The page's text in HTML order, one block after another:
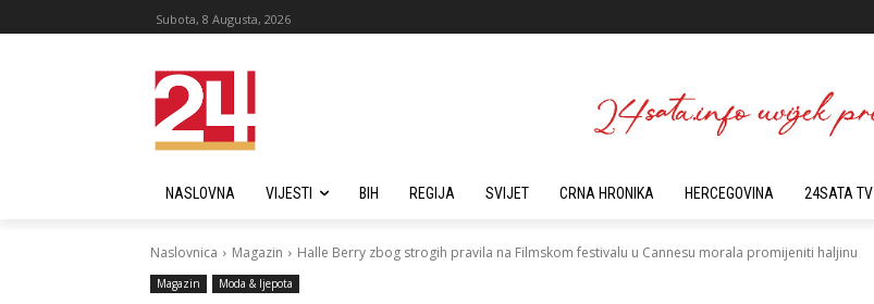
Subota, 8 Augusta, 2026
NASLOVNA VIJESTI BIH REGIJA SVIJET CRNA HRONIKA HERCEGOVINA 24SATA TV
Naslovnica Magazin Halle Berry zbog strogih pravila na Filmskom festivalu u Cannesu morala promijeniti haljinu
Magazin Moda & ljepota